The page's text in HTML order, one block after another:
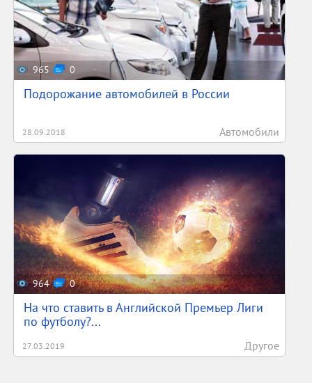
965 0
Подорожание автомобилей в России
28.09.2018 Автомобили
964 0
На что ставить в Английской Премьер Лиги
по футболу?...
27.03.2019 Другое